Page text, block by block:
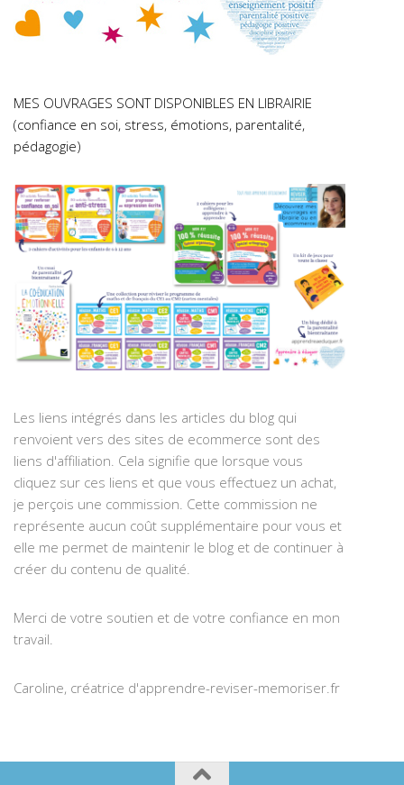
MES OUVRAGES SONT DISPONIBLES EN LIBRAIRIE
(confiance en soi, stress, émotions, parentalité,
pédagogie)
Les liens intégrés dans les articles du blog qui
renvoient vers des sites de ecommerce sont des
liens d'affiliation. Cela signifie que lorsque vous
cliquez sur ces liens et que vous effectuez un achat,
je perçois une commission. Cette commission ne
représente aucun coût supplémentaire pour vous et
elle me permet de maintenir le blog et de continuer à
créer du contenu de qualité.
Merci de votre soutien et de votre confiance en mon
travail.
Caroline, créatrice d'apprendre-reviser-memoriser.fr